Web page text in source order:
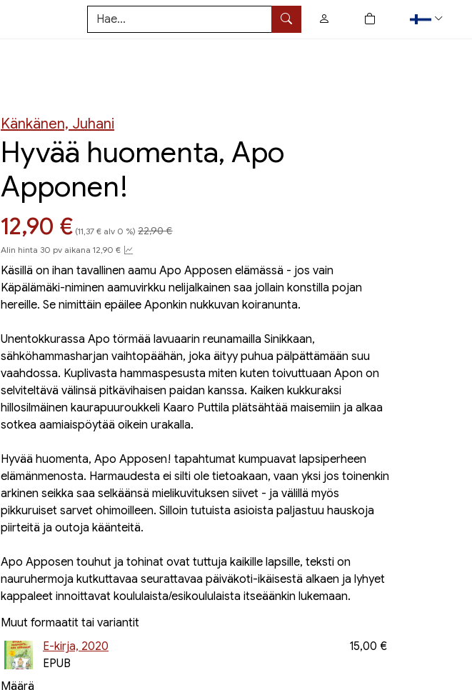
Hae
0
tuotetta ostoskorissa
Känkänen, Juhani
Hyvää huomenta, Apo
Apponen!
Hinta nyt
12,90 € (11,37 € alv 0 %) 22,90 €
Alin hinta 30 pv aikana 12,90 €
Käsillä on ihan tavallinen aamu Apo Apposen elämässä - jos vain
Käpälämäki-niminen aamuvirkku nelijalkainen saa jollain konstilla pojan
hereille. Se nimittäin epäilee Aponkin nukkuvan koiranunta.
Unentokkurassa Apo törmää lavuaarin reunamailla Sinikkaan,
sähköhammasharjan vaihtopäähän, joka äityy puhua pälpättämään suu
vaahdossa. Kuplivasta hammaspesusta miten kuten toivuttuaan Apon on
selviteltävä välinsä pitkävihaisen paidan kanssa. Kaiken kukkuraksi
hillosilmäinen kaurapuuroukkeli Kaaro Puttila plätsähtää maisemiin ja alkaa
sotkea aamiaispöytää oikein urakalla.
Hyvää huomenta, Apo Apposen! tapahtumat kumpuavat lapsiperheen
elämänmenosta. Harmaudesta ei silti ole tietoakaan, vaan yksi jos toinenkin
arkinen seikka saa selkäänsä mielikuvituksen siivet - ja välillä myös
pikkuruiset sarvet ohimoilleen. Silloin tutuista asioista paljastuu hauskoja
piirteitä ja outoja käänteitä.
Apo Apposen touhut ja tohinat ovat tuttuja kaikille lapsille, teksti on
nauruhermoja kutkuttavaa seurattavaa päiväkoti-ikäisestä alkaen ja lyhyet
kappaleet innoittavat koululaista/esikoululaista itseäänkin lukemaan.
Muut formaatit tai variantit
E-kirja, 2020
EPUB
15,00 €
Määrä